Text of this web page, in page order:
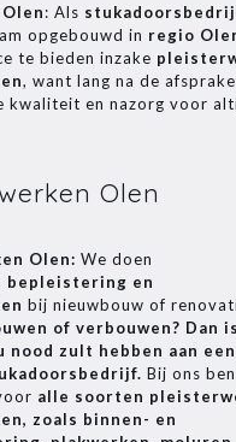
: Als
opgebouwd in regio
te bieden inzake
, want lang na de
kwaliteit en nazorg voor
Olen
Olen: We doen
bepleistering en
bij nieuwbouw of
of verbouwen? Dan
nood zult hebben aan
Bij ons
alle soorten
zoals binnen- en